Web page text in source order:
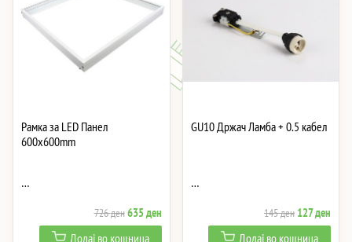
Рамка за LED Панел
600x600mm
…
726денOriginal
price
635денCurrent
price
Додај во кошница
GU10 Држач Ламба + 0.5 кабел
…
145ден Original
price
127ден
price
Додај во кошница